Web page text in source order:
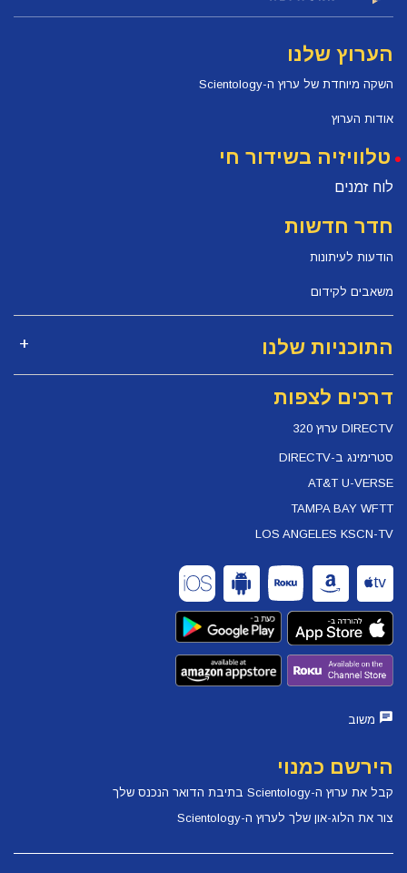
הערוץ שלנו
השקה מיוחדת של ערוץ ה-Scientology
אודות הערוץ
טלוויזיה בשידור חי
לוח זמנים
חדר חדשות
הודעות לעיתונות
משאבים לקידום
התוכניות שלנו
דרכים לצפות
DIRECTV ערוץ 320
סטרימינג ב-DIRECTV
AT&T U-VERSE
TAMPA BAY WFTT
LOS ANGELES KSCN-TV
משוב
הירשם כמנוי
קבל את ערוץ ה-Scientology בתיבת הדואר הנכנס שלך
צור את הלוג-און שלך לערוץ ה-Scientology